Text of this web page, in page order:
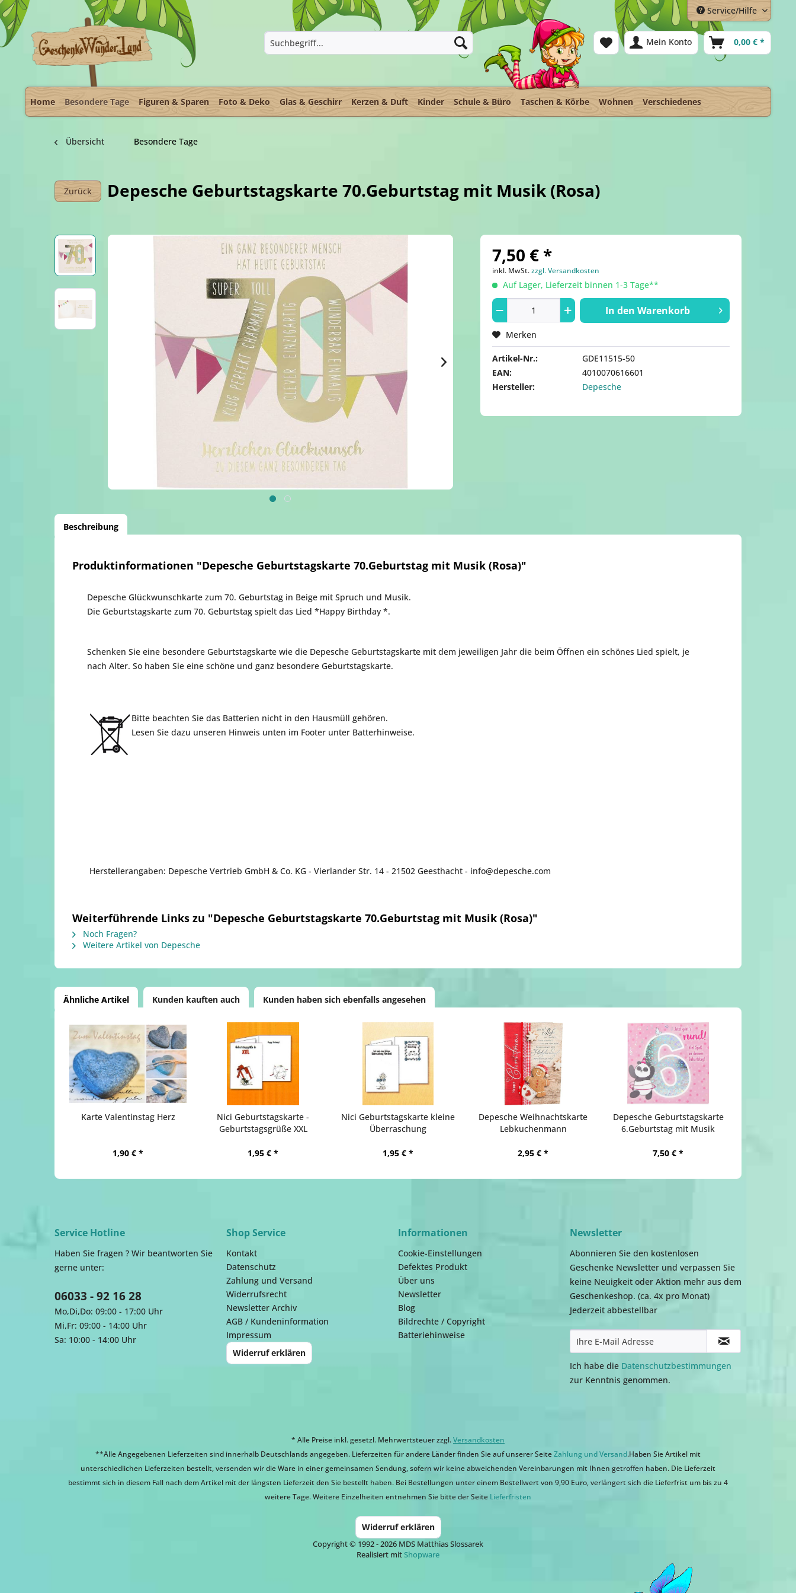
Service/Hilfe
Mein Konto 0,00 € *
Home Besondere Tage Figuren & Sparen Foto & Deko Glas & Geschirr Kerzen & Duft Kinder Schule & Büro Taschen & Körbe Wohnen Verschiedenes
Übersicht Besondere Tage
Zurück Depesche Geburtstagskarte 70.Geburtstag mit Musik (Rosa)
7,50 € *
inkl. MwSt.zzgl. Versandkosten
Auf Lager, Lieferzeit binnen 1-3 Tage**
In den Warenkorb
Merken
Artikel-Nr.:
GDE11515-50
EAN:
4010070616601
Hersteller:
Depesche
Beschreibung
Produktinformationen "Depesche Geburtstagskarte 70.Geburtstag mit Musik (Rosa)"
Depesche Glückwunschkarte zum 70. Geburtstag in Beige mit Spruch und Musik.
Die Geburtstagskarte zum 70. Geburtstag spielt das Lied *Happy Birthday *.
Schenken Sie eine besondere Geburtstagskarte wie die Depesche Geburtstagskarte mit dem jeweiligen Jahr die beim Öffnen ein schönes Lied spielt, je
nach Alter. So haben Sie eine schöne und ganz besondere Geburtstagskarte.
Bitte beachten Sie das Batterien nicht in den Hausmüll gehören.
Lesen Sie dazu unseren Hinweis unten im Footer unter Batterhinweise.
Herstellerangaben: Depesche Vertrieb GmbH & Co. KG - Vierlander Str. 14 - 21502 Geesthacht - info@depesche.com
Weiterführende Links zu "Depesche Geburtstagskarte 70.Geburtstag mit Musik (Rosa)"
Noch Fragen?
Weitere Artikel von Depesche
Ähnliche Artikel Kunden kauften auch Kunden haben sich ebenfalls angesehen
Karte Valentinstag Herz
1,90 € *
Nici Geburtstagskarte -
Geburtstagsgrüße XXL
1,95 € *
Nici Geburtstagskarte kleine
Überraschung
1,95 € *
Depesche Weihnachtskarte
Lebkuchenmann
2,95 € *
Depesche Geburtstagskarte
6.Geburtstag mit Musik
7,50 € *
Service Hotline
Haben Sie fragen ? Wir beantworten Sie
gerne unter:
06033 - 92 16 28
Mo,Di,Do: 09:00 - 17:00 Uhr
Mi,Fr: 09:00 - 14:00 Uhr
Sa: 10:00 - 14:00 Uhr
Shop Service
Kontakt
Datenschutz
Zahlung und Versand
Widerrufsrecht
Newsletter Archiv
AGB / Kundeninformation
Impressum
Widerruf erklären
Informationen
Cookie-Einstellungen
Defektes Produkt
Über uns
Newsletter
Blog
Bildrechte / Copyright
Batteriehinweise
Newsletter
Abonnieren Sie den kostenlosen
Geschenke Newsletter und verpassen Sie
keine Neuigkeit oder Aktion mehr aus dem
Geschenkeshop. (ca. 4x pro Monat)
Jederzeit abbestellbar
Ich habe die Datenschutzbestimmungen
zur Kenntnis genommen.
* Alle Preise inkl. gesetzl. Mehrwertsteuer zzgl.Versandkosten
**Alle Angegebenen Lieferzeiten sind innerhalb Deutschlands angegeben. Lieferzeiten für andere Länder finden Sie auf unserer SeiteZahlung und Versand.Haben Sie Artikel mit
unterschiedlichen Lieferzeiten bestellt, versenden wir die Ware in einer gemeinsamen Sendung, sofern wir keine abweichenden Vereinbarungen mit Ihnen getroffen haben. Die Lieferzeit
bestimmt sich in diesem Fall nach dem Artikel mit der längsten Lieferzeit den Sie bestellt haben. Bei Bestellungen unter einem Bestellwert von 9,90 Euro, verlängert sich die Lieferfrist um bis zu 4
weitere Tage. Weitere Einzelheiten entnehmen Sie bitte der Seite Lieferfristen
Widerruf erklären
Copyright © 1992 - 2026 MDS Matthias Slossarek
Realisiert mit Shopware